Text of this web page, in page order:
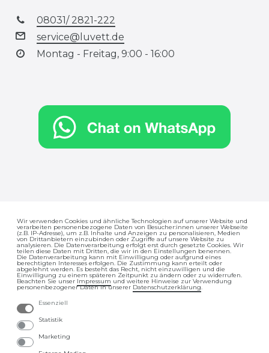
08031/ 2821-222
service@luvett.de
Montag - Freitag, 9:00 - 16:00
Impressum Daten­schutz­erklärung
AGB
Wir verwenden Cookies und ähnliche Technologien auf unserer Website und
verarbeiten personenbezogene Daten von Besucher:innen unserer Webseite
(z.B. IP-Adresse), um z.B. Inhalte und Anzeigen zu personalisieren, Medien
von Drittanbietern einzubinden oder Zugriffe auf unsere Website zu
analysieren. Die Datenverarbeitung erfolgt erst durch gesetzte Cookies. Wir
teilen diese Daten mit Dritten, die wir in den Einstellungen benennen.
Die Datenverarbeitung kann mit Einwilligung oder aufgrund eines
berechtigten Interesses erfolgen. Die Zustimmung kann erteilt oder
abgelehnt werden. Es besteht das Recht, nicht einzuwilligen und die
Einwilligung zu einem späteren Zeitpunkt zu ändern oder zu widerrufen.
Beachten Sie unser Impressum und weitere Hinweise zur Verwendung
personenbezogener Daten in unserer Daten­schutz­erklärung.
Essenziell
Statistik
Marketing